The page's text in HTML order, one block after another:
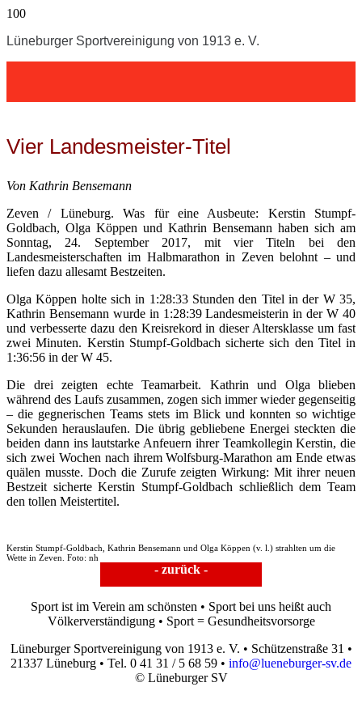
Lüneburger Sportvereinigung von 1913 e. V.
Vier Landesmeister-Titel
Von Kathrin Bensemann
Zeven / Lüneburg. Was für eine Ausbeute: Kerstin Stumpf-
Goldbach, Olga Köppen und Kathrin Bensemann haben sich am
Sonntag, 24. September 2017, mit vier Titeln bei den
Landesmeisterschaften im Halbmarathon in Zeven belohnt – und
liefen dazu allesamt Bestzeiten.
Olga Köppen holte sich in 1:28:33 Stunden den Titel in der W 35,
Kathrin Bensemann wurde in 1:28:39 Landesmeisterin in der W 40
und verbesserte dazu den Kreisrekord in dieser Altersklasse um fast
zwei Minuten. Kerstin Stumpf-Goldbach sicherte sich den Titel in
1:36:56 in der W 45.
Die drei zeigten echte Teamarbeit. Kathrin und Olga blieben
während des Laufs zusammen, zogen sich immer wieder gegenseitig
– die gegnerischen Teams stets im Blick und konnten so wichtige
Sekunden herauslaufen. Die übrig gebliebene Energei steckten die
beiden dann ins lautstarke Anfeuern ihrer Teamkollegin Kerstin, die
sich zwei Wochen nach ihrem Wolfsburg-Marathon am Ende etwas
quälen musste. Doch die Zurufe zeigten Wirkung: Mit ihrer neuen
Bestzeit sicherte Kerstin Stumpf-Goldbach schließlich dem Team
den tollen Meistertitel.
Kerstin Stumpf-Goldbach, Kathrin Bensemann und Olga Köppen (v. l.) strahlten um die
Wette in Zeven. Foto: nh
- zurück -
Sport ist im Verein am schönsten • Sport bei uns heißt auch
Völkerverständigung • Sport = Gesundheitsvorsorge
Lüneburger Sportvereinigung von 1913 e. V. • Schützenstraße 31 •
21337 Lüneburg • Tel. 0 41 31 / 5 68 59 • info@lueneburger-sv.de
© Lüneburger SV